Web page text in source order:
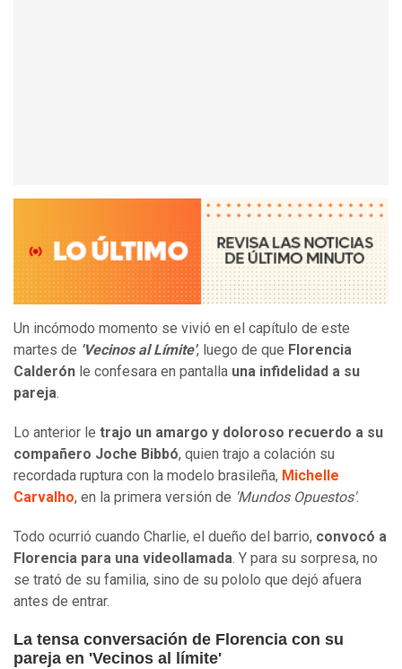
Un incómodo momento se vivió en el capítulo de este
martes de 'Vecinos al Límite', luego de que Florencia
Calderón le confesara en pantalla una infidelidad a su
pareja.
Lo anterior le trajo un amargo y doloroso recuerdo a su
compañero Joche Bibbó, quien trajo a colación su
recordada ruptura con la modelo brasileña, Michelle
Carvalho, en la primera versión de 'Mundos Opuestos'.
Todo ocurrió cuando Charlie, el dueño del barrio, convocó a
Florencia para una videollamada. Y para su sorpresa, no
se trató de su familia, sino de su pololo que dejó afuera
antes de entrar.
La tensa conversación de Florencia con su
pareja en 'Vecinos al límite'